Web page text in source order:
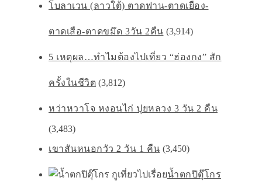
โบลาเวน (ลาวใต้) ตาดฟาน-ตาดเยือง-
ตาดเสือ-ตาดขมึด 3วัน 2คืน (3,914)
5 เหตุผล…ทำไมต้องไปเที่ยว “ฮ่องกง” สัก
ครั้งในชีวิต (3,812)
หว่าหวาโจ หงอนไก่ ปุยหลวง 3 วัน 2 คืน
(3,483)
เขาสันหนอกวัว 2 วัน 1 คืน (3,450)
น้ำตกปิตุ๊โกร